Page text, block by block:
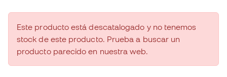
Este producto está descatalogado y no tenemos
stock de este producto. Prueba a buscar un
producto parecido en nuestra web.